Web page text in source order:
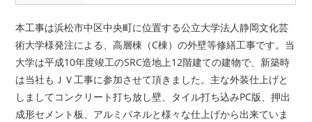
本工事は浜松市中区中央町に位置する公立大学法人静岡文化芸
術大学様発注による、高層棟（C棟）の外壁等修繕工事です。当
大学は平成10年度竣工のSRC造地上12階建ての建物で、新築時
は当社もＪＶ工事に参加させて頂きました。主な外装仕上げと
しましてコンクリート打ち放し壁、タイル打ち込みPC版、押出
成形セメント板、アルミパネルと様々な仕上げから出来ていま